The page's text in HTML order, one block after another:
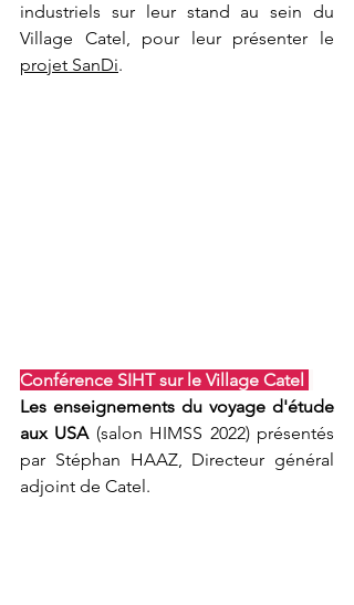
industriels sur leur stand au sein du
projet SanDi.
Conférence SIHT sur le Village Catel
Les enseignements du voyage d'étude
aux USA (salon HIMSS 2022) présentés
par Stéphan HAAZ, Directeur général
adjoint de Catel.